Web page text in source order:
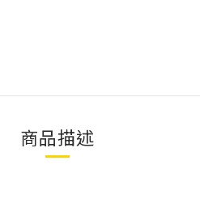
商品描述